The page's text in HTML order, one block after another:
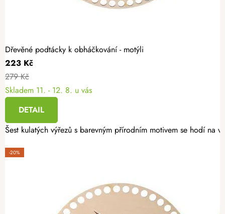
Dřevěné podtácky k obháčkování - motýli
223 Kč
279 Kč
Skladem 11. - 12. 8. u vás
DETAIL
Šest kulatých výřezů s barevným přírodním motivem se hodí na
-20%